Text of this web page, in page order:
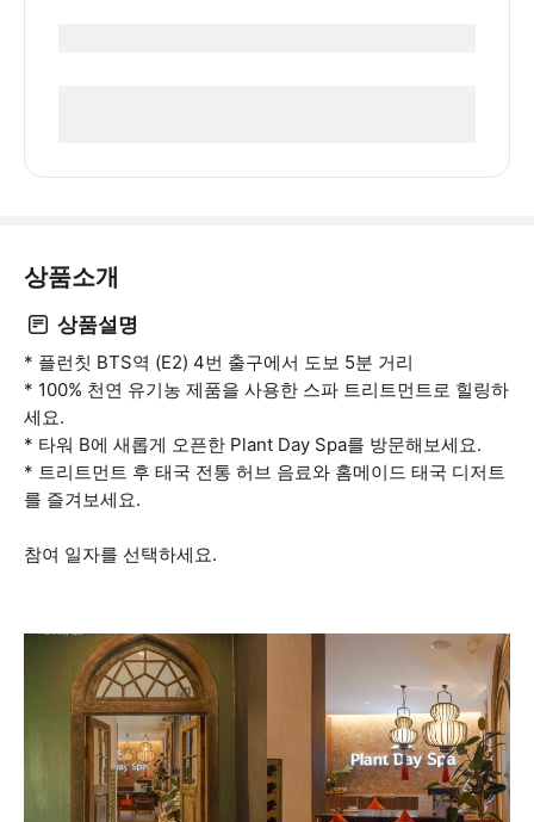
상품소개
상품설명
* 플런칫 BTS역 (E2) 4번 출구에서 도보 5분 거리
* 100% 천연 유기농 제품을 사용한 스파 트리트먼트로 힐링하
세요.
* 타워 B에 새롭게 오픈한 Plant Day Spa를 방문해보세요.
* 트리트먼트 후 태국 전통 허브 음료와 홈메이드 태국 디저트
를 즐겨보세요.
참여 일자를 선택하세요.